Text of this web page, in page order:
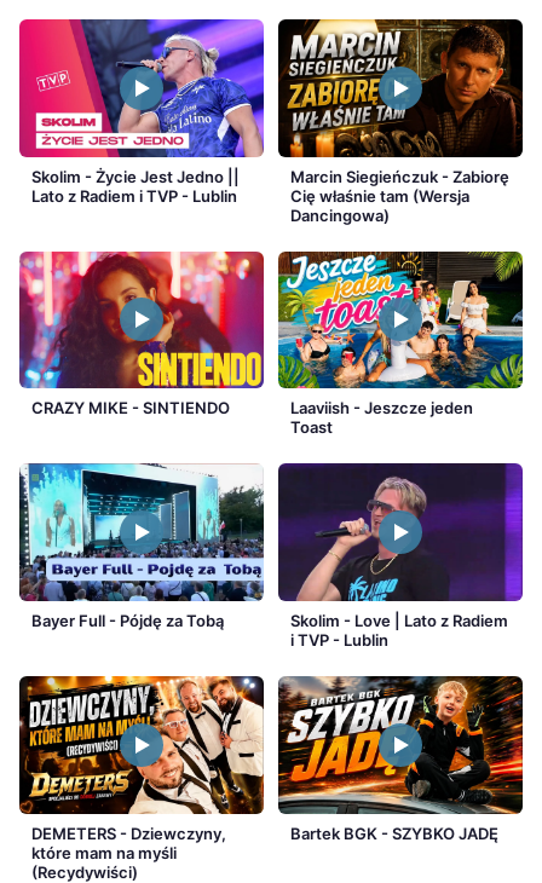
Skolim - Życie Jest Jedno ||
Lato z Radiem i TVP - Lublin
Marcin Siegieńczuk - Zabiorę
Cię właśnie tam (Wersja
Dancingowa)
CRAZY MIKE - SINTIENDO
Laaviish - Jeszcze jeden
Toast
Bayer Full - Pójdę za Tobą
Skolim - Love | Lato z Radiem
i TVP - Lublin
DEMETERS - Dziewczyny,
które mam na myśli
(Recydywiści)
Bartek BGK - SZYBKO JADĘ